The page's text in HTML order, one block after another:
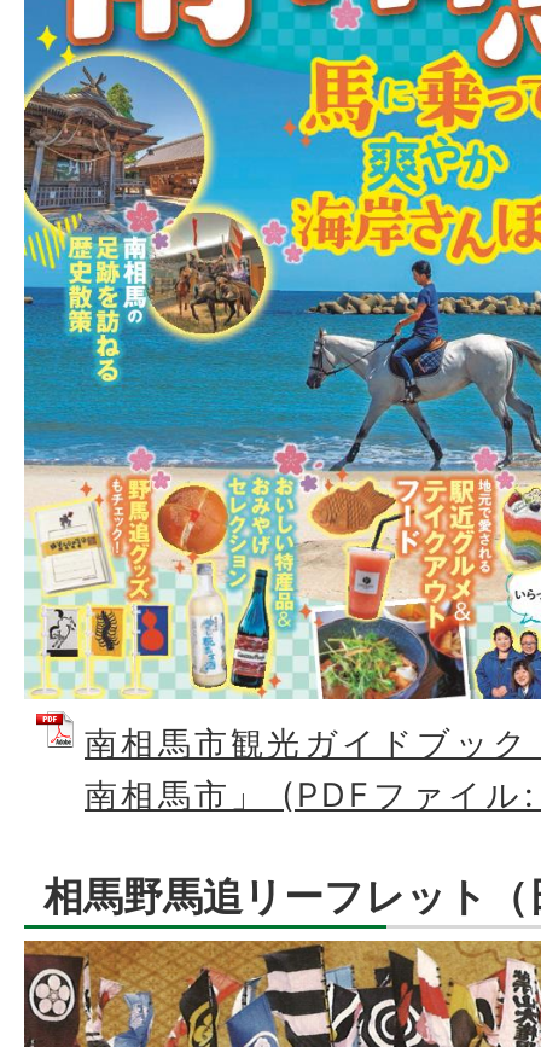
南相馬市観光ガイドブッ
南相馬市」 (PDFファイ
相馬野馬追リーフレット（